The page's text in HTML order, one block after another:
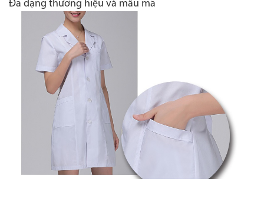
Đa dạng thương hiệu và mẫu mã